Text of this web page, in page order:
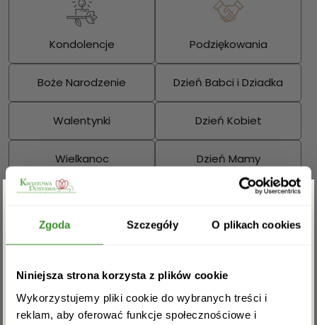
Zgoda Szczegóły O plikach cookies
Niniejsza strona korzysta z plików cookie
Wykorzystujemy pliki cookie do wybranych treści i
reklam, aby oferować funkcje społecznościowe i
Kondolencje Podziękowania
Boże Narodzenie Dzień Babci i Dziadka
Walentynki Dzień Kobiet
Wielkanoc Dzień Mamy
Dzień Ojca
Sprawdź również:
Bukiety mieszane Kosze kwiatowe
Zgarnij rabat -5%
Zapisz się do newslettera i zgarnij
rabat na pierwsze zakupy!